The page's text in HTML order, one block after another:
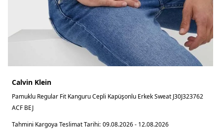
Calvin Klein
Pamuklu Regular Fit Kanguru Cepli Kapüşonlu Erkek Sweat J30J323762
ACF BEJ
Tahmini Kargoya Teslimat Tarihi: 09.08.2026 - 12.08.2026